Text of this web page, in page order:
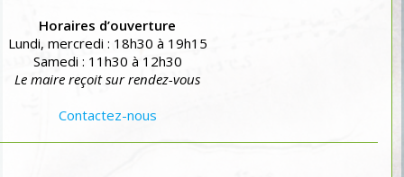
Horaires d’ouverture
Lundi, mercredi : 18h30 à 19h15
Samedi : 11h30 à 12h30
Le maire reçoit sur rendez-vous
Contactez-nous